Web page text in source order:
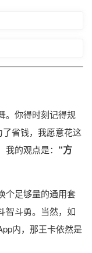
。你得时刻记得规
了省钱，我愿意花这
的观点是： “方
个足够量的通用套
智斗勇。当然，如
内，那王卡依然是